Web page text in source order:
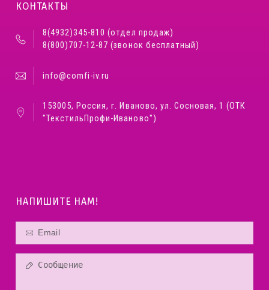
КОНТАКТЫ
8(4932)345-810 (отдел продаж)
8(800)707-12-87 (звонок бесплатный)
info@comfi-iv.ru
153005, Россия, г. Иваново, ул. Сосновая, 1 (ОТК
"ТекстильПрофи-Иваново")
НАПИШИТЕ НАМ!